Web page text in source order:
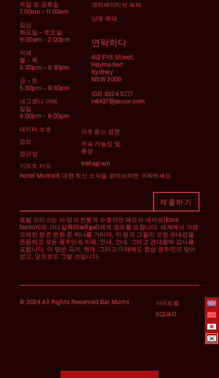
주말 및 공휴일
7:00am - 11:00am
점심
화요일 - 토요일
11:30am - 2:00pm
저녁
월 - 목
5:30pm - 8:30pm
금 - 토
5:30pm - 9:30pm
네그로니 아워
일일
4:00pm - 6:00pm
크리에이티브 숙박
단체 예약
연락하다
412 Pitt Street,
Haymarket
Sydney
NSW 2000
(02) 8224 5777
HA1G7@accor.com
데이터 보호
정보
접근성
기프트 카드
자주 묻는 질문
지속 가능성 및
환경
Instagram
Hotel Morris에 대한 최신 소식을 받아보려면 구독하세요.
호텔 모리스는 이 땅의 전통적 수호자인 에오라 네이션(Eora
Nation)의 가디갈족(Gadigal)에게 경의를 표합니다. 세계에서 가장
오래된 현존 문화 중 하나를 기리며, 이 땅과 그들의 오랜 유대감을
존중하고 모든 원주민의 지혜, 인내, 인내, 그리고 관대함에 감사를
표합니다. 이 땅은 과거, 현재, 그리고 미래에도 항상 원주민의 땅이
었고, 앞으로도 그럴 것입니다.
© 2024 All Rights Reserved Bar Morris
사이트별
SQUAD